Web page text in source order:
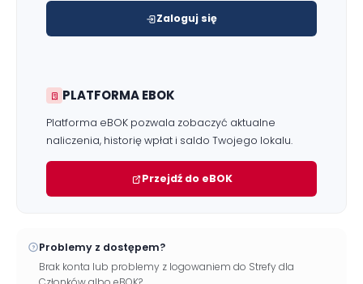
Zaloguj się
PLATFORMA EBOK
Platforma eBOK pozwala zobaczyć aktualne
naliczenia, historię wpłat i saldo Twojego lokalu.
Przejdź do eBOK
Problemy z dostępem?
Brak konta lub problemy z logowaniem do Strefy dla
Zgłoś problem lub uwagę
zaproponować ulepszenia.
Awarie w blokachzgłaszaj telefonicznie.